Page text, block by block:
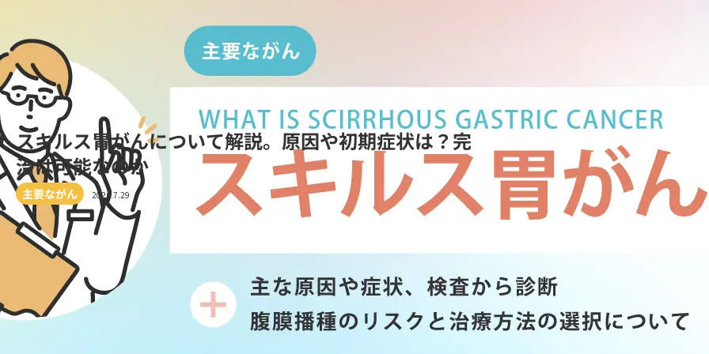
スキルス胃がんについて解説。原因や初期症状は？完
治は可能なのか
主要ながん 2026.7.29